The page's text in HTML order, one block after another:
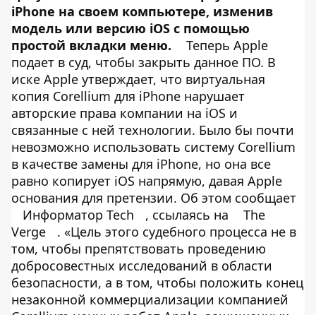
iPhone на своем компьютере, изменив
модель или версию iOS с помощью
простой вкладки меню.
Теперь Apple
подает в суд, чтобы закрыть данное ПО. В
иске Apple утверждает, что виртуальная
копия Corellium для iPhone нарушает
авторские права компании на iOS и
связанные с ней технологии. Было бы почти
невозможно использовать систему Corellium
в качестве замены для iPhone, но она все
равно копирует iOS напрямую, давая Apple
основания для претензии. Об этом сообщает
Информатор Tech
, ссылаясь на
The
Verge
. «Цель этого судебного процесса не в
том, чтобы препятствовать проведению
добросовестных исследований в области
безопасности, а в том, чтобы положить конец
незаконной коммерциализации компанией